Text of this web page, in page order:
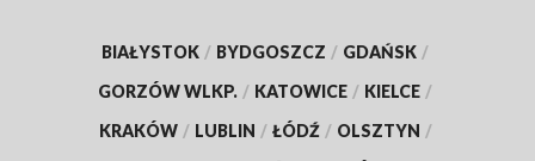
BIAŁYSTOK / BYDGOSZCZ / GDAŃSK /
GORZÓW WLKP. / KATOWICE / KIELCE /
KRAKÓW / LUBLIN / ŁÓDŹ / OLSZTYN /